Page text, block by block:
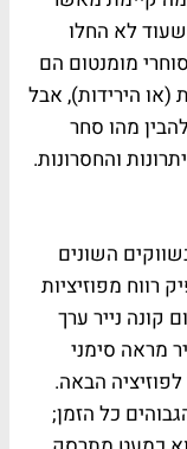
שעוד לא החלו
מומנטום הם
הירידות), אבל
מהו סחר
והחסרונות.
השונים
רווח מפוזיציות
קונה נייר ערך
מראה סימני
הבאה.
כל הזמן;